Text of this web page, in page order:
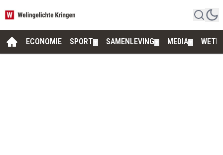
ECONOMIE SPORT SAMENLEVING MEDIA